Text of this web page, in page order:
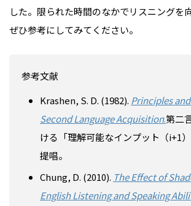
した。限られた時間のなかでリスニングを
ぜひ参考にしてみてください。
参考文献
Krashen, S. D. (1982). Principles
Second Language Acquisition.第二
ける「理解可能なインプット（i+1
提唱。
Chung, D. (2010). The Effect of
English Listening and Speaking